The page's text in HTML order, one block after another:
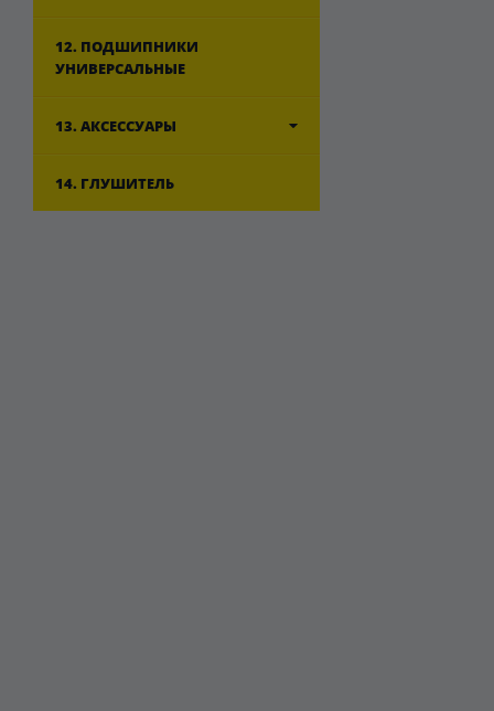
12. ПОДШИПНИКИ
УНИВЕРСАЛЬНЫЕ
13. АКСЕССУАРЫ
14. ГЛУШИТЕЛЬ